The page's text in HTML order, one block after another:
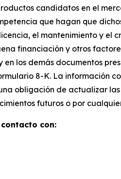
candidatos en el
que hagan que
el mantenimiento y
financiación y otros
los demás documentos
8-K. La información
obligación de actualizar
futuros o por
con: